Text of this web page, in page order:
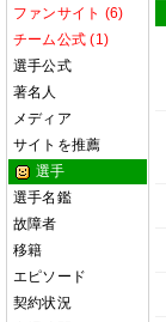
ファンサイト (6)
チーム公式 (1)
選手公式
著名人
メディア
サイトを推薦
選手
選手名鑑
故障者
移籍
エピソード
契約状況